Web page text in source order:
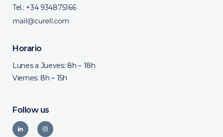
Tel.: +34 934875166
Horario
Lunes a Jueves: 8h – 18h
Viernes: 8h – 15h
Follow us